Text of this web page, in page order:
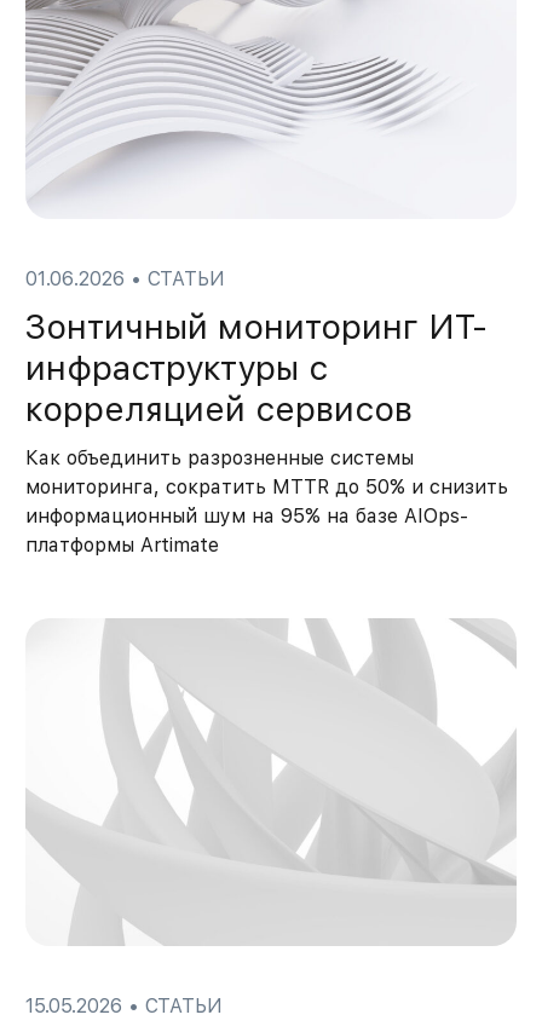
01.06.2026 • СТАТЬИ
Зонтичный мониторинг ИТ-
инфраструктуры с
корреляцией сервисов
Как объединить разрозненные системы
мониторинга, сократить MTTR до 50% и снизить
информационный шум на 95% на базе AIOps-
платформы Artimate
15.05.2026 • СТАТЬИ